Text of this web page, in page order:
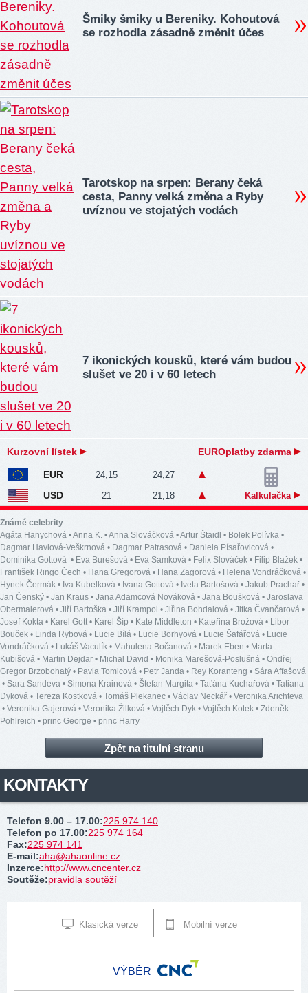
Šmiky šmiky u Bereniky. Kohoutová
se rozhodla zásadně změnit účes
Tarotskop na srpen: Berany čeká
cesta, Panny velká změna a Ryby
uvíznou ve stojatých vodách
7 ikonických kousků, které vám budou
slušet ve 20 i v 60 letech
Kurzovní lístek EUROplatby zdarma
EUR 24,15 24,27
USD 21 21,18 Kalkulačka
Známé celebrity
Agáta Hanychová •Anna K. •Anna Slováčková •Artur Štaidl • Bolek Polívka •
Dagmar Havlová-Veškrnová • Dagmar Patrasová • Daniela Písařovicová •
Dominika Gottová • Eva Burešová • Eva Samková • Felix Slováček • Filip Blažek •
František Ringo Čech • Hana Gregorová • Hana Zagorová • Helena Vondráčková •
Hynek Čermák • Iva Kubelková • Ivana Gottová • Iveta Bartošová • Jakub Prachař •
Jan Čenský • Jan Kraus • Jana Adamcová Nováková • Jana Boušková • Jaroslava
Obermaierová • Jiří Bartoška • Jiří Krampol • Jiřina Bohdalová • Jitka Čvančarová •
Josef Kokta • Karel Gott• Karel Šíp • Kate Middleton • Kateřina Brožová • Libor
Bouček • Linda Rybová • Lucie Bílá • Lucie Borhyová • Lucie Šafářová • Lucie
Vondráčková • Lukáš Vaculík • Mahulena Bočanová • Marek Eben • Marta
Kubišová • Martin Dejdar • Michal David • Monika Marešová-Poslušná • Ondřej
Gregor Brzobohatý • Pavla Tomicová • Petr Janda • Rey Koranteng • Sára Affašová
• Sara Sandeva • Simona Krainová • Štefan Margita • Taťána Kuchařová • Tatiana
Dyková • Tereza Kostková • Tomáš Plekanec • Václav Neckář • Veronika Arichteva
• Veronika Gajerová • Veronika Žilková • Vojtěch Dyk • Vojtěch Kotek • Zdeněk
Pohlreich • princ George • princ Harry
Zpět na titulní stranu
KONTAKTY
Telefon 9.00 – 17.00:225 974 140
Telefon po 17.00:225 974 164
Fax:225 974 141
E-mail:aha@ahaonline.cz
Inzerce:http://www.cncenter.cz
Soutěže:pravidla soutěží
Klasická verze Mobilní verze
VÝBĚR